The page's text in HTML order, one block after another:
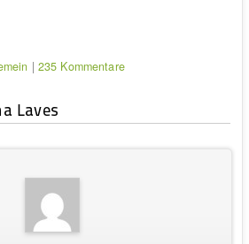
| 235 Kommentare
Laves